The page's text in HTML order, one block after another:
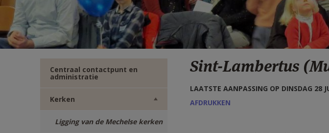
Centraal contactpunt en
administratie
Kerken
Ligging van de Mechelse kerken
Sint-Lambertus
LAATSTE AANPASSING OP DINSDAG 28
AFDRUKKEN